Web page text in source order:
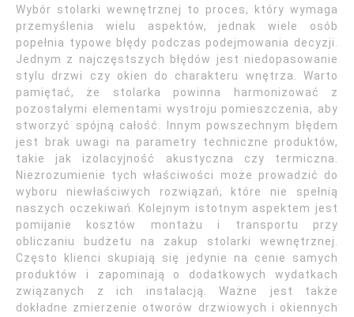
Wybór stolarki wewnętrznej to proces, który wymaga
przemyślenia wielu aspektów, jednak wiele osób
popełnia typowe błędy podczas podejmowania decyzji.
Jednym z najczęstszych błędów jest niedopasowanie
stylu drzwi czy okien do charakteru wnętrza. Warto
pamiętać, że stolarka powinna harmonizować z
pozostałymi elementami wystroju pomieszczenia, aby
stworzyć spójną całość. Innym powszechnym błędem
jest brak uwagi na parametry techniczne produktów,
takie jak izolacyjność akustyczna czy termiczna.
Niezrozumienie tych właściwości może prowadzić do
wyboru niewłaściwych rozwiązań, które nie spełnią
naszych oczekiwań. Kolejnym istotnym aspektem jest
pomijanie kosztów montażu i transportu przy
obliczaniu budżetu na zakup stolarki wewnętrznej.
Często klienci skupiają się jedynie na cenie samych
produktów i zapominają o dodatkowych wydatkach
związanych z ich instalacją. Ważne jest także
dokładne zmierzenie otworów drzwiowych i okiennych